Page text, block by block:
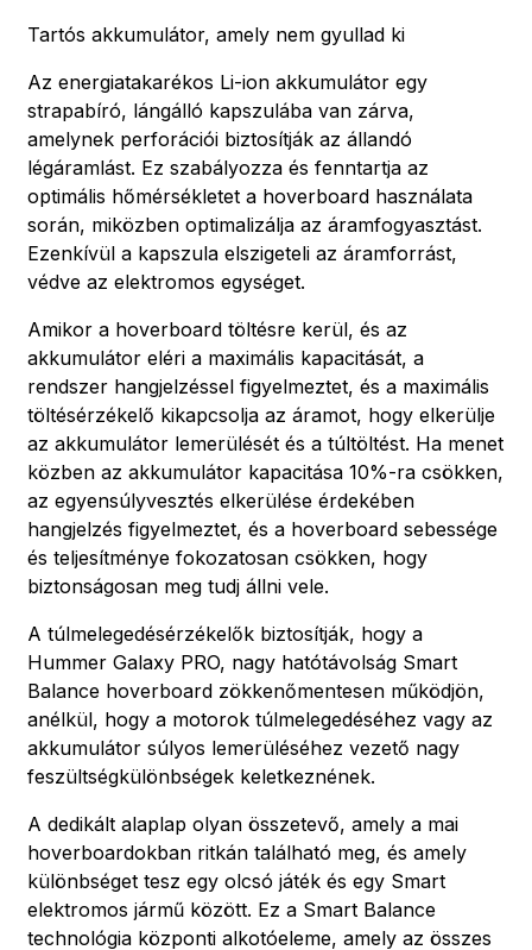
Tartós akkumulátor, amely nem gyullad ki
Az energiatakarékos Li-ion akkumulátor egy
strapabíró, lángálló kapszulába van zárva,
amelynek perforációi biztosítják az állandó
légáramlást. Ez szabályozza és fenntartja az
optimális hőmérsékletet a hoverboard használata
során, miközben optimalizálja az áramfogyasztást.
Ezenkívül a kapszula elszigeteli az áramforrást,
védve az elektromos egységet.
Amikor a hoverboard töltésre kerül, és az
akkumulátor eléri a maximális kapacitását, a
rendszer hangjelzéssel figyelmeztet, és a maximális
töltésérzékelő kikapcsolja az áramot, hogy elkerülje
az akkumulátor lemerülését és a túltöltést. Ha menet
közben az akkumulátor kapacitása 10%-ra csökken,
az egyensúlyvesztés elkerülése érdekében
hangjelzés figyelmeztet, és a hoverboard sebessége
és teljesítménye fokozatosan csökken, hogy
biztonságosan meg tudj állni vele.
A túlmelegedésérzékelők biztosítják, hogy a
Hummer Galaxy PRO, nagy hatótávolság Smart
Balance hoverboard zökkenőmentesen működjön,
anélkül, hogy a motorok túlmelegedéséhez vagy az
akkumulátor súlyos lemerüléséhez vezető nagy
feszültségkülönbségek keletkeznének.
A dedikált alaplap olyan összetevő, amely a mai
hoverboardokban ritkán található meg, és amely
különbséget tesz egy olcsó játék és egy Smart
elektromos jármű között. Ez a Smart Balance
technológia központi alkotóeleme, amely az összes